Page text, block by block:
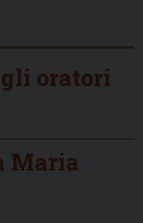
oratori
Maria